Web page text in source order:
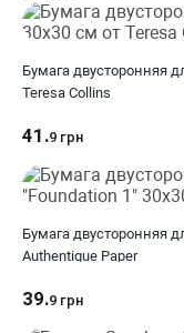
Бумага двусторонняя
Teresa Collins
41.9 грн
Бумага двусторонняя
Authentique Paper
39.9 грн